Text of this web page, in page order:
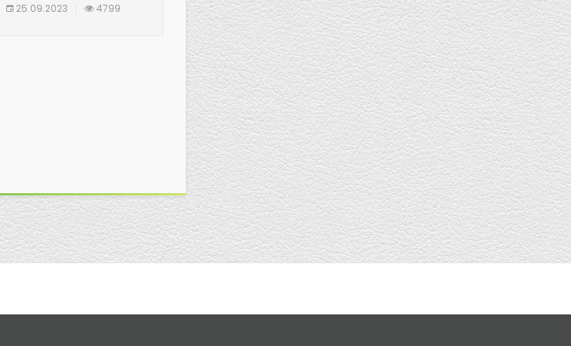
25.09.2023 4799